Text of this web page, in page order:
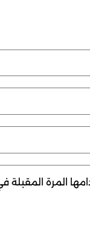
المرة المقبلة